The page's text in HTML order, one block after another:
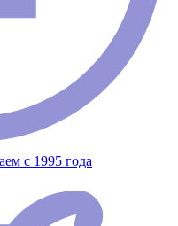
с 1995 года